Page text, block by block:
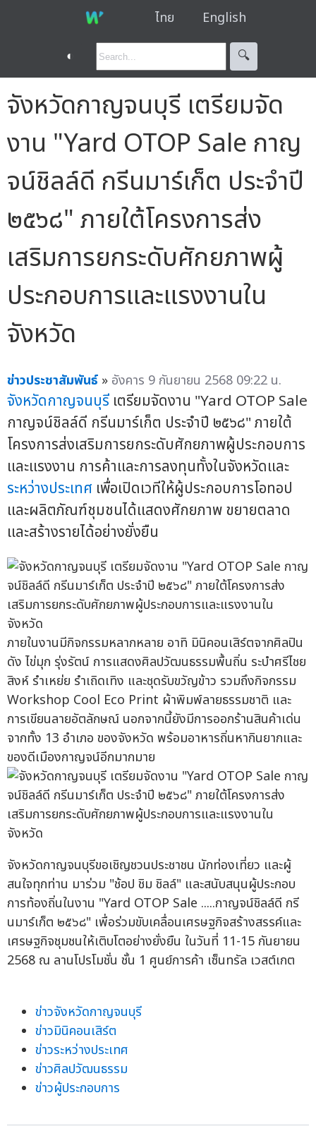
ไทย English
◐ 🔍︎
จังหวัดกาญจนบุรี เตรียมจัด
งาน "Yard OTOP Sale กาญ
จน์ชิลล์ดี กรีนมาร์เก็ต ประจำปี
๒๕๖๘" ภายใต้โครงการส่ง
เสริมการยกระดับศักยภาพผู้
ประกอบการและแรงงานใน
จังหวัด
ข่าวประชาสัมพันธ์ » อังคาร 9 กันยายน 2568 09:22 น.
จังหวัดกาญจนบุรี เตรียมจัดงาน "Yard OTOP Sale
กาญจน์ชิลล์ดี กรีนมาร์เก็ต ประจำปี ๒๕๖๘" ภายใต้
โครงการส่งเสริมการยกระดับศักยภาพผู้ประกอบการ
และแรงงาน การค้าและการลงทุนทั้งในจังหวัดและ
ระหว่างประเทศ เพื่อเปิดเวทีให้ผู้ประกอบการโอทอป
และผลิตภัณฑ์ชุมชนได้แสดงศักยภาพ ขยายตลาด
และสร้างรายได้อย่างยั่งยืน
ภายในงานมีกิจกรรมหลากหลาย อาทิ มินิคอนเสิร์ตจากศิลปิน
ดัง ไข่มุก รุ่งรัตน์ การแสดงศิลปวัฒนธรรมพื้นถิ่น ระบำศรีไชย
สิงห์ รำเหย่ย รำเถิดเทิง และชุดรับขวัญข้าว รวมถึงกิจกรรม
Workshop Cool Eco Print ผ้าพิมพ์ลายธรรมชาติ และ
การเขียนลายอัตลักษณ์ นอกจากนี้ยังมีการออกร้านสินค้าเด่น
จากทั้ง 13 อำเภอ ของจังหวัด พร้อมอาหารถิ่นหากินยากและ
ของดีเมืองกาญจน์อีกมากมาย
จังหวัดกาญจนบุรีขอเชิญชวนประชาชน นักท่องเที่ยว และผู้
สนใจทุกท่าน มาร่วม "ช้อป ชิม ชิลล์" และสนับสนุนผู้ประกอบ
การท้องถิ่นในงาน "Yard OTOP Sale .....กาญจน์ชิลล์ดี กรี
นมาร์เก็ต ๒๕๖๘" เพื่อร่วมขับเคลื่อนเศรษฐกิจสร้างสรรค์และ
เศรษฐกิจชุมชนให้เติบโตอย่างยั่งยืน ในวันที่ 11-15 กันยายน
2568 ณ ลานโปรโมชั่น ชั้น 1 ศูนย์การค้า เซ็นทรัล เวสต์เกต
ข่าวจังหวัดกาญจนบุรี
ข่าวมินิคอนเสิร์ต
ข่าวระหว่างประเทศ
ข่าวศิลปวัฒนธรรม
ข่าวผู้ประกอบการ